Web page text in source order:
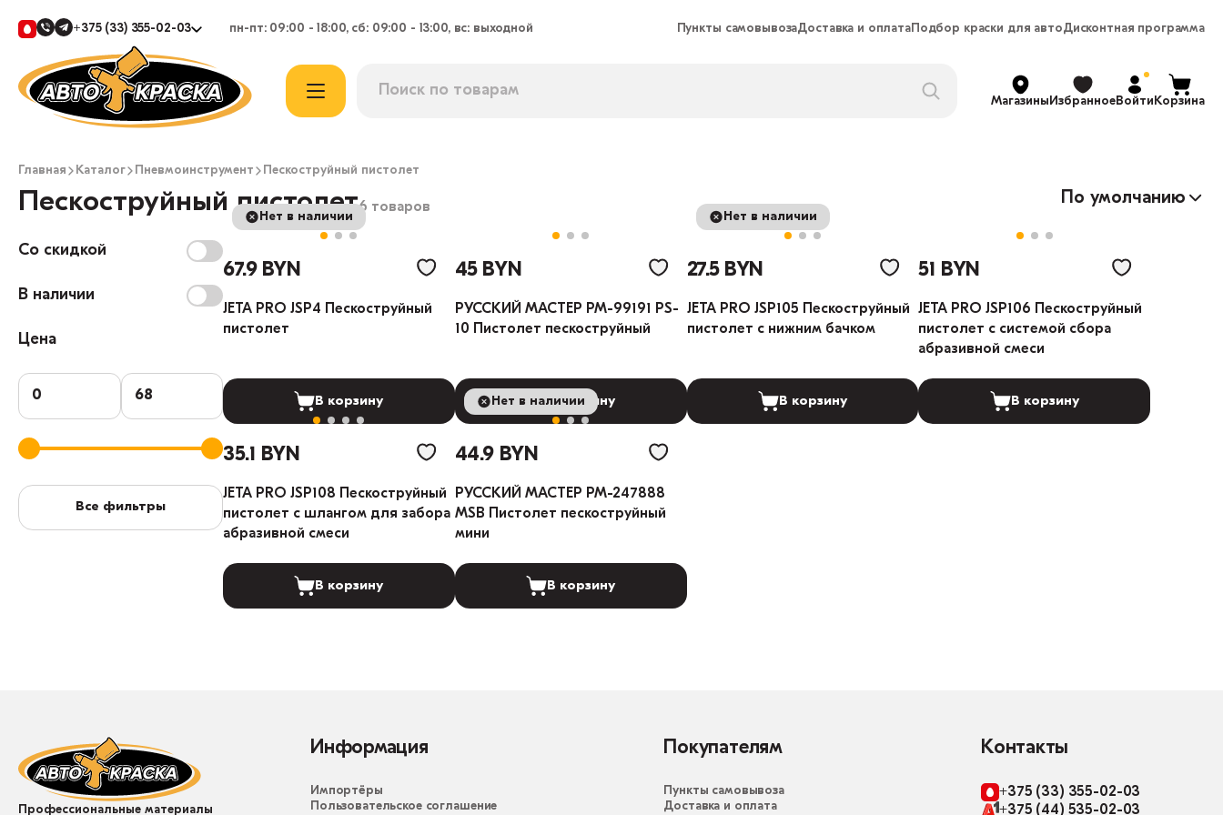
+375 (33) 355-02-03 пн-пт: 09:00 - 18:00, сб: 09:00 - 13:00, вс: выходной Пункты самовывозаДоставка и оплатаПодбор краски для автоДисконтная программа
МагазиныИзбранноеВойтиКорзина
Главная Каталог Пневмоинструмент Пескоструйный пистолет
Пескоструйный пистолет6 товаров
По умолчанию
Со скидкой
В наличии
Цена
Все фильтры
Нет в наличии
67.9 BYN
JETA PRO JSP4 Пескоструйный
пистолет
В корзину
45 BYN
РУССКИЙ МАСТЕР РМ-99191 PS-
10 Пистолет пескоструйный
В корзину
Нет в наличии
27.5 BYN
JETA PRO JSP105 Пескоструйный
пистолет с нижним бачком
В корзину
51 BYN
JETA PRO JSP106 Пескоструйный
пистолет с системой сбора
абразивной смеси
В корзину
35.1 BYN
JETA PRO JSP108 Пескоструйный
пистолет с шлангом для забора
абразивной смеси
В корзину
Нет в наличии
44.9 BYN
РУССКИЙ МАСТЕР РМ-247888
MSB Пистолет пескоструйный
мини
В корзину
Профессиональные материалы
Информация
Импортёры
Пользовательское соглашение
Покупателям
Пункты самовывоза
Доставка и оплата
Контакты
+375 (33) 355-02-03
+375 (44) 535-02-03